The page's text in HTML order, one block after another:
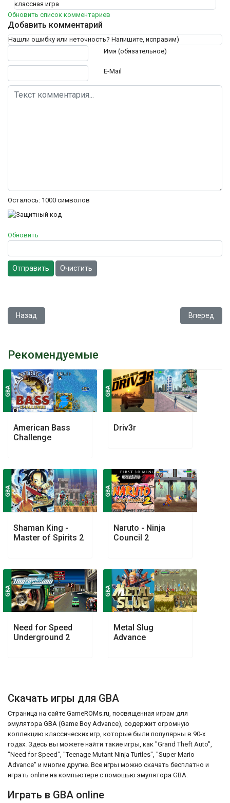
классная игра
Обновить список комментариев
Добавить комментарий
Нашли ошибку или неточность? Напишите, исправим)
Имя (обязательное)
E-Mail
Осталось: 1000 символов
Обновить
Отправить Очистить
Предыдущий: Mario & Luigi - Superstar Saga
Назад Следующий:
Вперед
Рекомендуемые
American Bass
Challenge
Driv3r
Shaman King -
Master of Spirits 2
Naruto - Ninja
Council 2
Need for Speed
Underground 2
Metal Slug
Advance
Скачать игры для GBA
Страница на сайте GameROMs.ru, посвященная играм для
эмулятора GBA (Game Boy Advance), содержит огромную
коллекцию классических игр, которые были популярны в 90-х
годах. Здесь вы можете найти такие игры, как "Grand Theft Auto",
"Need for Speed", "Teenage Mutant Ninja Turtles", "Super Mario
Advance" и многие другие. Все игры можно скачать бесплатно и
играть online на компьютере с помощью эмулятора GBA.
Играть в GBA online